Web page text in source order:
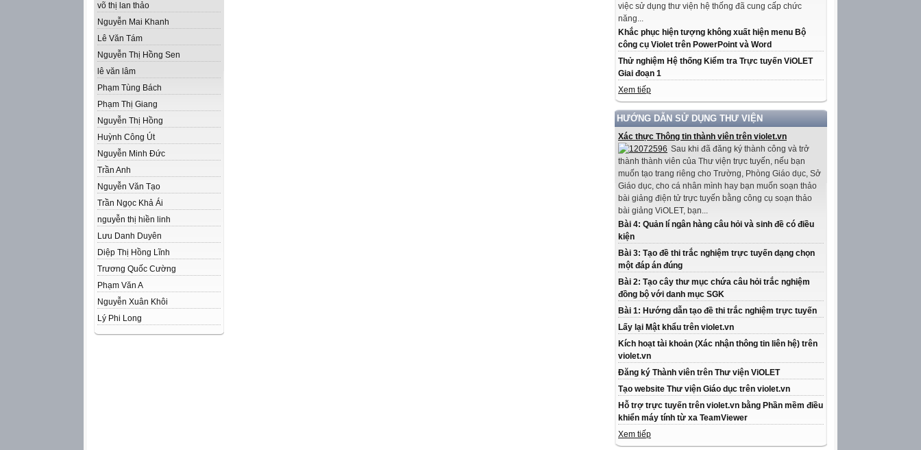
võ thị lan thảo
Nguyễn Mai Khanh
Lê Văn Tám
Nguyễn Thị Hồng Sen
lê văn lâm
Phạm Tùng Bách
Phạm Thị Giang
Nguyễn Thị Hồng
Huỳnh Công Út
Nguyễn Minh Đức
Trần Anh
Nguyễn Văn Tạo
Trần Ngọc Khả Ái
nguyễn thị hiền linh
Lưu Danh Duyên
Diệp Thị Hồng Lĩnh
Trương Quốc Cường
Phạm Văn A
Nguyễn Xuân Khôi
Lý Phi Long
việc sử dụng thư viện hệ thống đã cung cấp chức
năng...
Khắc phục hiện tượng không xuất hiện menu Bộ
công cụ Violet trên PowerPoint và Word
Thử nghiệm Hệ thống Kiểm tra Trực tuyến ViOLET
Giai đoạn 1
Xem tiếp
HƯỚNG DẪN SỬ DỤNG THƯ VIỆN
Xác thực Thông tin thành viên trên violet.vn
Sau khi đã đăng ký thành công và trở
thành thành viên của Thư viện trực tuyến, nếu bạn
muốn tạo trang riêng cho Trường, Phòng Giáo dục, Sở
Giáo dục, cho cá nhân mình hay bạn muốn soạn thảo
bài giảng điện tử trực tuyến bằng công cụ soạn thảo
bài giảng ViOLET, bạn...
Bài 4: Quản lí ngân hàng câu hỏi và sinh đề có điều
kiện
Bài 3: Tạo đề thi trắc nghiệm trực tuyến dạng chọn
một đáp án đúng
Bài 2: Tạo cây thư mục chứa câu hỏi trắc nghiệm
đồng bộ với danh mục SGK
Bài 1: Hướng dẫn tạo đề thi trắc nghiệm trực tuyến
Lấy lại Mật khẩu trên violet.vn
Kích hoạt tài khoản (Xác nhận thông tin liên hệ) trên
violet.vn
Đăng ký Thành viên trên Thư viện ViOLET
Tạo website Thư viện Giáo dục trên violet.vn
Hỗ trợ trực tuyến trên violet.vn bằng Phần mềm điều
khiển máy tính từ xa TeamViewer
Xem tiếp